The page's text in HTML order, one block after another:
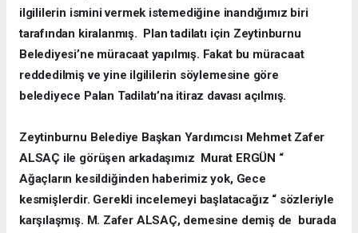
ilgililerin ismini vermek istemediğine inandığımız biri
tarafından kiralanmış. Plan tadilatı için Zeytinburnu
Belediyesi’ne müracaat yapılmış. Fakat bu müracaat
reddedilmiş ve yine ilgililerin söylemesine göre
belediyece Palan Tadilatı’na itiraz davası açılmış.
Zeytinburnu Belediye Başkan Yardımcısı Mehmet Zafer
ALSAÇ ile görüşen arkadaşımız Murat ERGÜN “
Ağaçların kesildiğinden haberimiz yok, Gece
kesmişlerdir. Gerekli incelemeyi başlatacağız “ sözleriyle
karşılaşmış. M. Zafer ALSAÇ, demesine demiş de burada